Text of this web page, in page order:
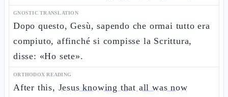
GNOSTIC TRANSLATION
Dopo questo, Gesù, sapendo che ormai tutto era
compiuto, affinché si compisse la Scrittura,
disse: «Ho sete».
ORTHODOX READING
After this, Jesus knowing that all was now